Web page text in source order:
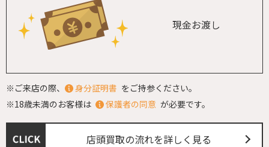
現金お渡し
※ご来店の際、 身分証明書 をご持参ください。
※18歳未満のお客様は
保護者の同意 が必要です。
店頭買取の流れを詳しく見る